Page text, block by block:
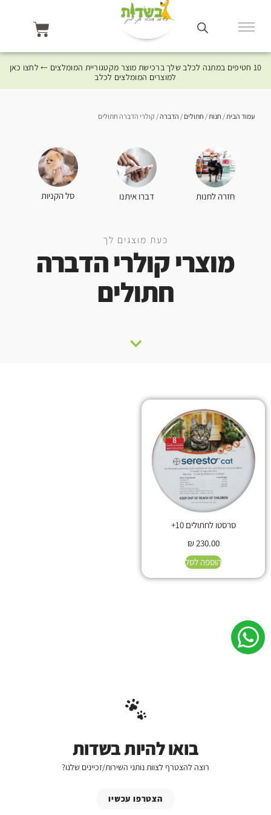
10 חטיפים במתנה לכלב שלך ברכישת מוצר מקטגוריית המומלצים ⤎ לחצו כאן
למוצרים המומלצים לכלב
עמוד הבית / חנות / חתולים / הדברה/ קולרי הדברה חתולים
חזרה לחנות דברו איתנו סל הקניות
כעת מוצגים לך
מוצרי קולרי הדברה
חתולים
סרסטו לחתולים 10+
₪230.00
הוספה לסל
בואו להיות בשדות
רוצה להצטרף לצוות נותני השירות/זכיינים שלנו?
הצטרפו עכשיו